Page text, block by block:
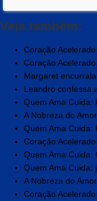
Veja também:
Coração
Coração
Margaret
Leandro confessa
Quem Ama Cuida:
A Nobreza do
Quem Ama Cuida:
Coração
Quem Ama Cuida:
Quem Ama Cuida:
A Nobreza do
Coração